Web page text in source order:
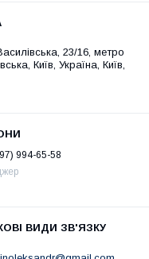
23/16, метро
Київ, Україна, Київ,
994-65-58